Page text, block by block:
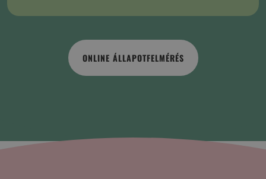
ONLINE ÁLLAPOTFELMÉRÉS